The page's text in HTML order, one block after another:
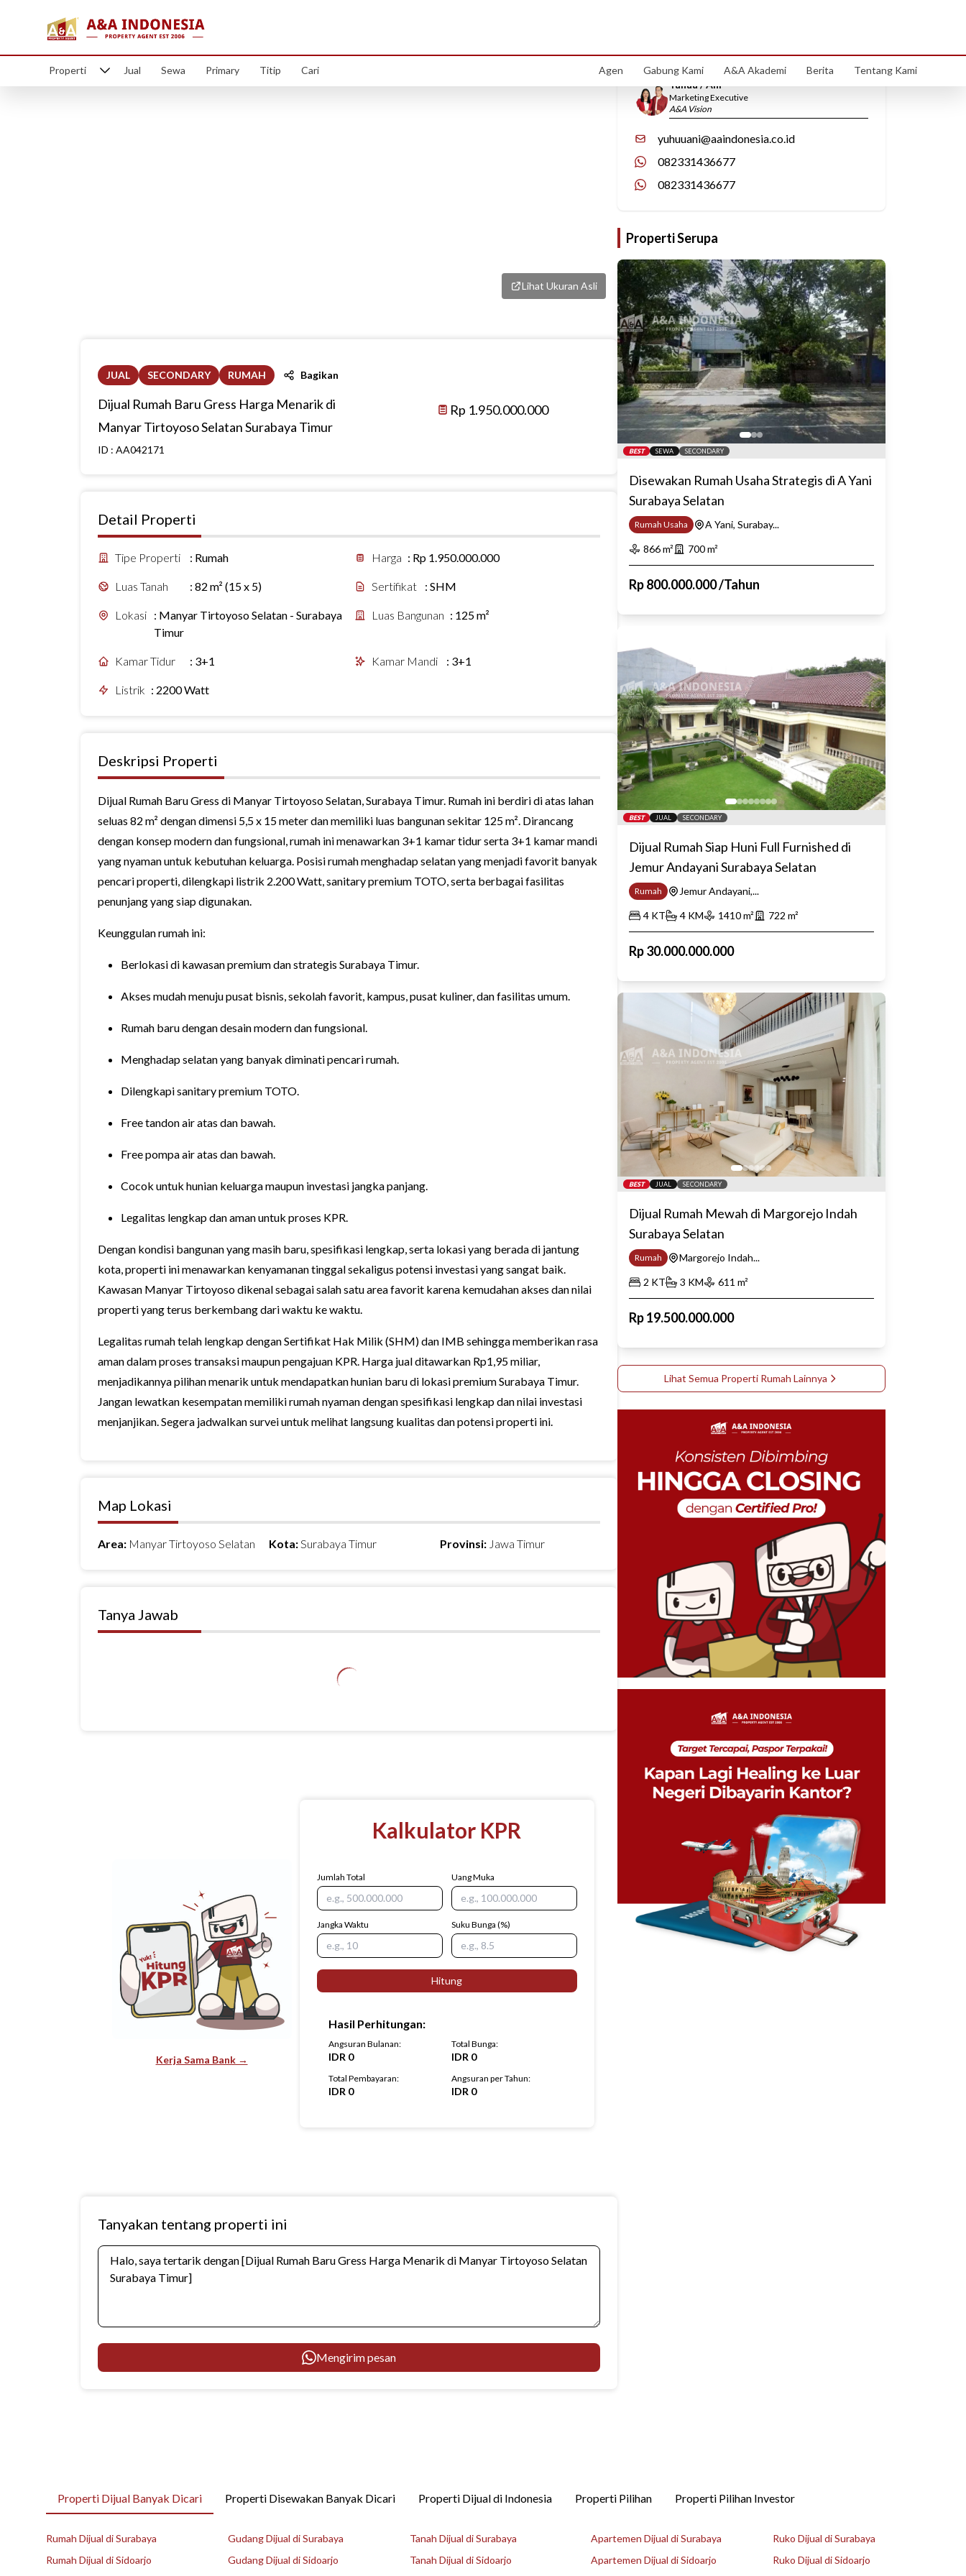
Properti Jual Sewa Primary Titip Cari Agen Gabung Kami A&A Akademi Berita Tentang Kami
Lihat Ukuran Asli
JUAL SECONDARY RUMAH Bagikan
Dijual Rumah Baru Gress Harga Menarik di
Manyar Tirtoyoso Selatan Surabaya Timur
Rp 1.950.000.000
ID : AA042171
Tanyakan tentang properti ini
Mengirim pesan
Kerja Sama Bank →
Kalkulator KPR
Jumlah Total Uang Muka
Jangka Waktu Suku Bunga (%)
Hitung
Hasil Perhitungan:
Angsuran Bulanan:
IDR 0
Total Bunga:
IDR 0
Total Pembayaran:
IDR 0
Angsuran per Tahun:
IDR 0
Detail Properti
Tipe Properti : Rumah Harga : Rp 1.950.000.000
Luas Tanah : 82 m² (15 x 5) Sertifikat :SHM
Lokasi : Manyar Tirtoyoso Selatan - Surabaya
Timur
Luas Bangunan : 125 m²
Kamar Tidur : 3+1 Kamar Mandi : 3+1
Listrik : 2200 Watt
Deskripsi Properti
Dijual Rumah Baru Gress di Manyar Tirtoyoso Selatan, Surabaya Timur. Rumah ini berdiri di atas lahan
seluas 82 m² dengan dimensi 5,5 x 15 meter dan memiliki luas bangunan sekitar 125 m². Dirancang
dengan konsep modern dan fungsional, rumah ini menawarkan 3+1 kamar tidur serta 3+1 kamar mandi
yang nyaman untuk kebutuhan keluarga. Posisi rumah menghadap selatan yang menjadi favorit banyak
pencari properti, dilengkapi listrik 2.200 Watt, sanitary premium TOTO, serta berbagai fasilitas
penunjang yang siap digunakan.
Keunggulan rumah ini:
Berlokasi di kawasan premium dan strategis Surabaya Timur.
Akses mudah menuju pusat bisnis, sekolah favorit, kampus, pusat kuliner, dan fasilitas umum.
Rumah baru dengan desain modern dan fungsional.
Menghadap selatan yang banyak diminati pencari rumah.
Dilengkapi sanitary premium TOTO.
Free tandon air atas dan bawah.
Free pompa air atas dan bawah.
Cocok untuk hunian keluarga maupun investasi jangka panjang.
Legalitas lengkap dan aman untuk proses KPR.
Dengan kondisi bangunan yang masih baru, spesifikasi lengkap, serta lokasi yang berada di jantung
kota, properti ini menawarkan kenyamanan tinggal sekaligus potensi investasi yang sangat baik.
Kawasan Manyar Tirtoyoso dikenal sebagai salah satu area favorit karena kemudahan akses dan nilai
properti yang terus berkembang dari waktu ke waktu.
Legalitas rumah telah lengkap dengan Sertifikat Hak Milik (SHM) dan IMB sehingga memberikan rasa
aman dalam proses transaksi maupun pengajuan KPR. Harga jual ditawarkan Rp1,95 miliar,
menjadikannya pilihan menarik untuk mendapatkan hunian baru di lokasi premium Surabaya Timur.
Jangan lewatkan kesempatan memiliki rumah nyaman dengan spesifikasi lengkap dan nilai investasi
menjanjikan. Segera jadwalkan survei untuk melihat langsung kualitas dan potensi properti ini.
Map Lokasi
Area: Manyar Tirtoyoso Selatan Kota:Surabaya Timur Provinsi: Jawa Timur
Tanya Jawab
Hubungi Kami
Yuhuu / Ani
Marketing Executive
A&A Vision
yuhuuani@aaindonesia.co.id
082331436677
082331436677
Properti Serupa
BEST SEWA SECONDARY
Disewakan Rumah Usaha Strategis di A Yani
Surabaya Selatan
Rumah Usaha
A Yani, Surabay...
866m² 700m²
Rp800.000.000/Tahun
BEST JUAL SECONDARY
Dijual Rumah Siap Huni Full Furnished di
Jemur Andayani Surabaya Selatan
Rumah
Jemur Andayani,...
4KT 4KM 1410m² 722 m²
Rp30.000.000.000
BEST JUAL SECONDARY
Dijual Rumah Mewah di Margorejo Indah
Surabaya Selatan
Rumah
Margorejo Indah...
2 KT 3 KM 611 m²
Rp19.500.000.000
Lihat Semua Properti Rumah Lainnya
Properti Dijual Banyak Dicari Properti Disewakan Banyak Dicari Properti Dijual di Indonesia Properti Pilihan Properti Pilihan Investor
Rumah Dijual di Surabaya
Rumah Dijual di Sidoarjo
Gudang Dijual di Surabaya
Gudang Dijual di Sidoarjo
Tanah Dijual di Surabaya
Tanah Dijual di Sidoarjo
Apartemen Dijual di Surabaya
Apartemen Dijual di Sidoarjo
Ruko Dijual di Surabaya
Ruko Dijual di Sidoarjo